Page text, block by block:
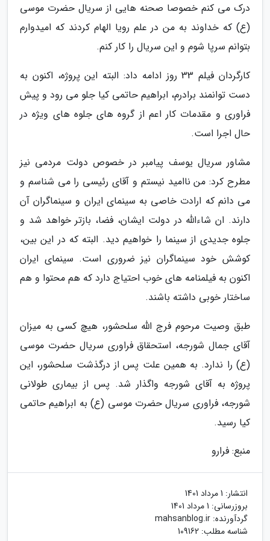
درک می کنم خصوصا صحنه هایی از سریال حضرت موسی
(ع) که خداوند به من در علم رویا الهام کردند که امیدوارم
بتوانم سرپا شوم و این سریال را کار کنم.
کارگردان فیلم 33 روز ادامه داد: البته این پروژه، اکنون به
دست توانمند برادرم، ابراهیم حاتمی کیا جلو می رود و پیش
فراوری و مقدمات کار اعم از گروه های جلوه های ویژه در
حال اجرا است.
مشاور سریال یوسف پیامبر در خصوص دولت مردمی نیز
مطرح کرد: من ناامید نیستم و آقای رئیسی را می شناسم و
می دانم که ارادت خاصی به سینمای ایران و سینماگران آن
دارند. ان شاءالله در دولت ایشان، فضا، بازتر خواهد شد و
جلوه جدیدی از سینما را خواهیم دید. البته که در این بین،
کوشش خود سینماگران نیز ضروری است. سینمای ایران
اکنون به فیلمنامه های خوب احتیاج دارد که هم محتوا و هم
ساختار خوبی داشته باشند.
طبق وصیت مرحوم فرج الله سلحشور، هیچ کسی به میزان
آقای جمال شورجه، استحقاق فراوری سریال حضرت موسی
(ع) را ندارد. به همین علت پس از درگذشت سلحشور، این
پروژه به آقای شورجه واگذار شد. پس از بیماری طولانی
شورجه، فراوری سریال حضرت موسی (ع) به ابراهیم حاتمی
کیا رسید.
منبع: فرارو
انتشار: 1 مرداد 1401
بروزرسانی: 1 مرداد 1401
گردآورنده: mahsanblog.ir
شناسه مطلب: 109162